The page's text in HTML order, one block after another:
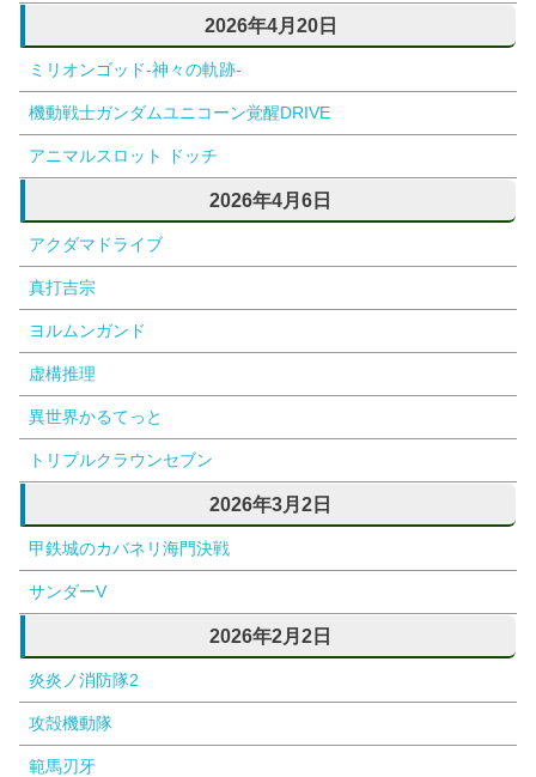
2026年4月20日
ミリオンゴッド-神々の軌跡-
機動戦士ガンダムユニコーン覚醒DRIVE
アニマルスロット ドッチ
2026年4月6日
アクダマドライブ
真打吉宗
ヨルムンガンド
虚構推理
異世界かるてっと
トリプルクラウンセブン
2026年3月2日
甲鉄城のカバネリ海門決戦
サンダーV
2026年2月2日
炎炎ノ消防隊2
攻殻機動隊
範馬刃牙